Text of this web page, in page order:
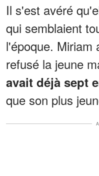
Il s'est avéré
qui semblaient
l'époque. Miriam
refusé la jeune
avait déjà sept
que son plus